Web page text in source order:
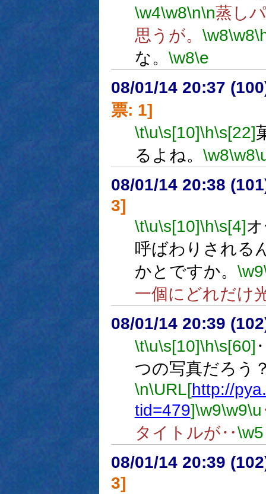
\w4\w8\n\n蒸し
思うが。 \w8\w8
な。 \w8\e
08/01/14 20:37
票: 1]
\t\u\s[10]\h\s[22]
るよね。 \w8\w8
08/01/14 20:38
3]
\t\u\s[10]\h\s[4]
呼ばわりされる
かとですか。 \w9
一個にどれだけ
08/01/14 20:39
\t\u\s[10]\h\s[60]
つの写真だろう
\n\URL[http://
tid=479]\w9\w9\u
タイトルが‥\w5
08/01/14 20:39
3]